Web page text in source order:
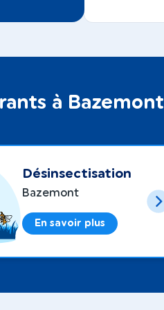
à Bazemont
Désinsectisation
Bazemont
En savoir plus